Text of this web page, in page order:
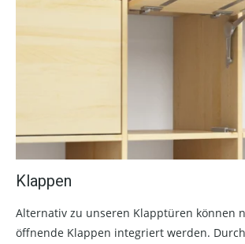
Klappen
Alternativ zu unseren Klapptüren können
öffnende Klappen integriert werden.